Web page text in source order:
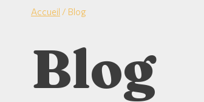
Accueil / Blog
Blog